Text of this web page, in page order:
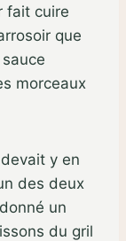
fait cuire
que
morceaux
y en
des deux
un
du gril